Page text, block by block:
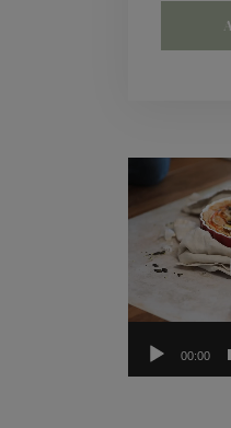
Video-
Player
00:00